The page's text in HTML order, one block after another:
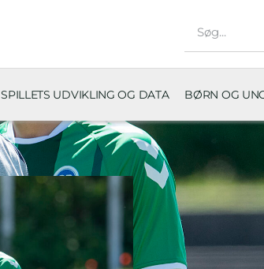
SPILLETS UDVIKLING OG DATA BØRN OG